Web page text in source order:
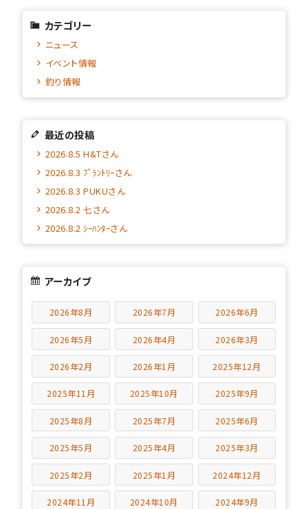
カテゴリー
ニュース
イベント情報
釣り情報
最近の投稿
2026.8.5 H&Tさん
2026.8.3 ﾌﾟﾗﾝﾄﾘｰさん
2026.8.3 PUKUさん
2026.8.2 七さん
2026.8.2 ｼｰﾊﾝﾀｰさん
アーカイブ
2026年8月 2026年7月 2026年6月
2026年5月 2026年4月 2026年3月
2026年2月 2026年1月 2025年12月
2025年11月 2025年10月 2025年9月
2025年8月 2025年7月 2025年6月
2025年5月 2025年4月 2025年3月
2025年2月 2025年1月 2024年12月
2024年11月 2024年10月 2024年9月